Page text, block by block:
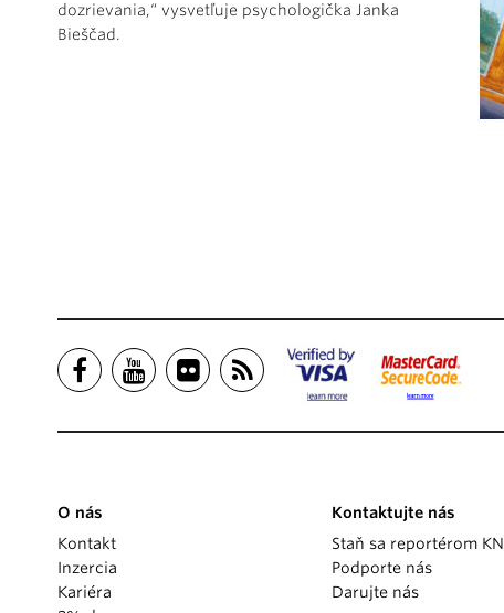
dozrievania,“ vysvetľuje psychologička Janka
Bieščad.
O nás
Kontakt
Inzercia
Kariéra
Kontaktujte nás
Staň sa reportérom KN
Podporte nás
Darujte nás